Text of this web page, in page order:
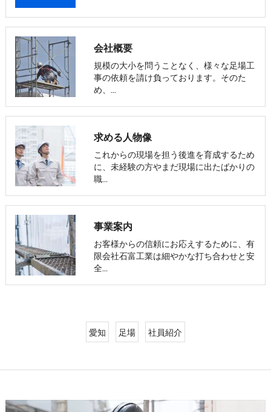
会社概要
規模の大小を問うことなく、様々な足場工
事の依頼を請け負っております。そのた
め、…
求める人物像
これからの現場を担う後進を育成するため
に、未経験の方やまだ現場に出たばかりの
職…
事業案内
お客様からの信頼にお応えするために、有
限会社石富工業は細やかな打ち合わせと安
全…
愛知 足場 社員紹介